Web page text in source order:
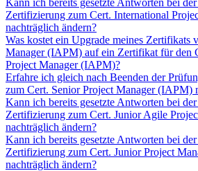
Kann ich bereits gesetzte Antworten bei
Zertifizierung zum Cert. International
nachträglich ändern?
Was kostet ein Upgrade meines Zertifikats
Manager (IAPM) auf ein Zertifikat für den
Project Manager (IAPM)?
Erfahre ich gleich nach Beenden der
zum Cert. Senior Project Manager (IAPM)
Kann ich bereits gesetzte Antworten bei
Zertifizierung zum Cert. Junior Agile
nachträglich ändern?
Kann ich bereits gesetzte Antworten bei
Zertifizierung zum Cert. Junior Project
nachträglich ändern?